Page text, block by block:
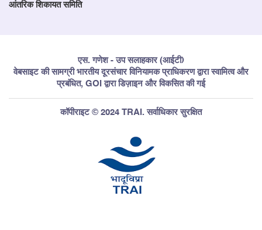
आंतरिक शिकायत समिति
एस. गणेश - उप सलाहकार (आईटी)
वेबसाइट की सामग्री भारतीय दूरसंचार विनियामक प्राधिकरण द्वारा स्वामित्व और
प्रबंधित, GOI द्वारा डिज़ाइन और विकसित की गई
कॉपीराइट © 2024 TRAI. सर्वाधिकार सुरक्षित